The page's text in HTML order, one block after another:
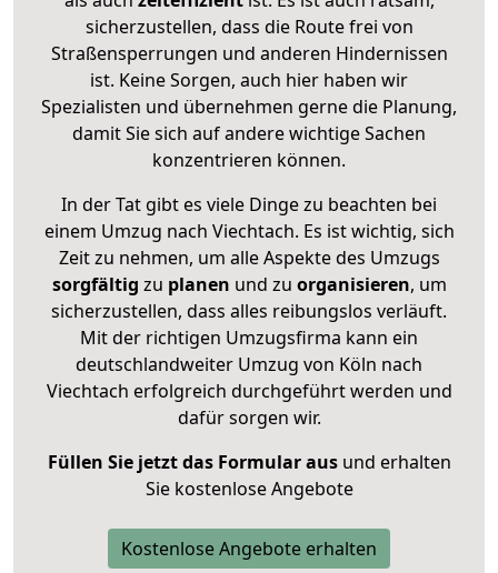
sicherzustellen, dass die Route frei von
Straßensperrungen und anderen Hindernissen
ist. Keine Sorgen, auch hier haben wir
Spezialisten und übernehmen gerne die Planung,
damit Sie sich auf andere wichtige Sachen
konzentrieren können.
In der Tat gibt es viele Dinge zu beachten bei
einem Umzug nach Viechtach. Es ist wichtig, sich
Zeit zu nehmen, um alle Aspekte des Umzugs
sorgfältig zu planen und zu organisieren, um
sicherzustellen, dass alles reibungslos verläuft.
Mit der richtigen Umzugsfirma kann ein
deutschlandweiter Umzug von Köln nach
Viechtach erfolgreich durchgeführt werden und
dafür sorgen wir.
Füllen Sie jetzt das Formular ausund erhalten
Sie kostenlose Angebote
Kostenlose Angebote erhalten